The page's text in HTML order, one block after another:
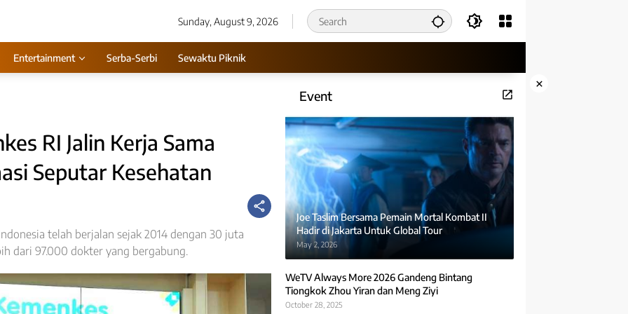
Sunday, August 9, 2026
Entertainment Serba-Serbi Sewaktu Piknik
×
RI Jalin Kerja Sama
Seputar Kesehatan
telah berjalan sejak 2014 dengan 30 juta
dari 97.000 dokter yang bergabung.
Event
Joe Taslim Bersama Pemain Mortal Kombat II
Hadir di Jakarta Untuk Global Tour
May 2, 2026
WeTV Always More 2026 Gandeng Bintang
Tiongkok Zhou Yiran dan Meng Ziyi
October 28, 2025